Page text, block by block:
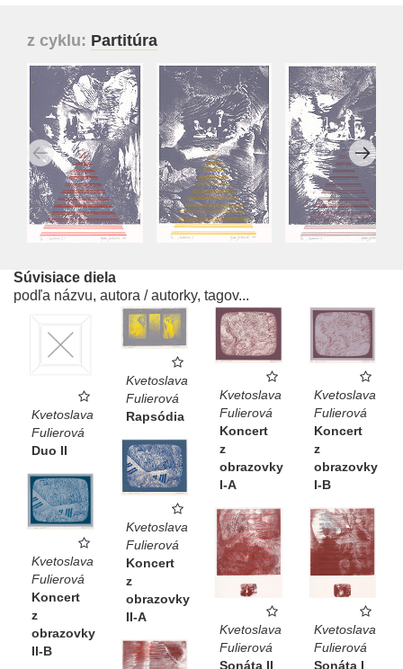
z cyklu: Partitúra
Súvisiace diela
podľa názvu, autora / autorky, tagov...
Kvetoslava
Fulierová
Duo II
Kvetoslava
Fulierová
Rapsódia
Kvetoslava
Fulierová
Koncert
z
obrazovky
I-A
Kvetoslava
Fulierová
Koncert
z
obrazovky
I-B
Kvetoslava
Fulierová
Koncert
z
obrazovky
II-A
Kvetoslava
Fulierová
Koncert
z
obrazovky
II-B
Kvetoslava
Fulierová
Sonáta I
Kvetoslava
Fulierová
Sonáta II